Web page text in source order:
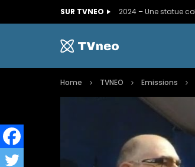
SUR TVNEO
Home TVNEO Emissions